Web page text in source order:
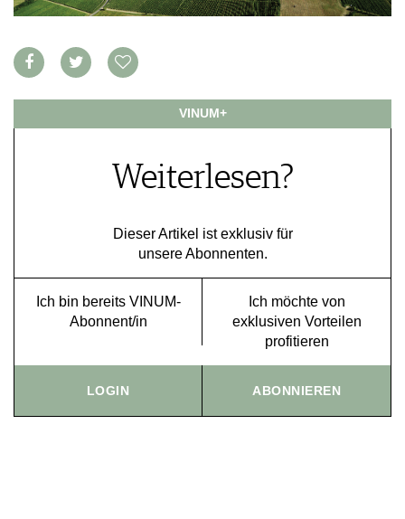
MEDIATHEK
BILDSTRECKEN
NEWS
TRINKREIFETABELLE
ABO
WEINSUCHE
JOBS
VINUM+
Weiterlesen?
Dieser Artikel ist exklusiv für
unsere Abonnenten.
Ich bin bereits VINUM-
Abonnent/in
Ich möchte von
exklusiven Vorteilen
profitieren
LOGIN ABONNIEREN